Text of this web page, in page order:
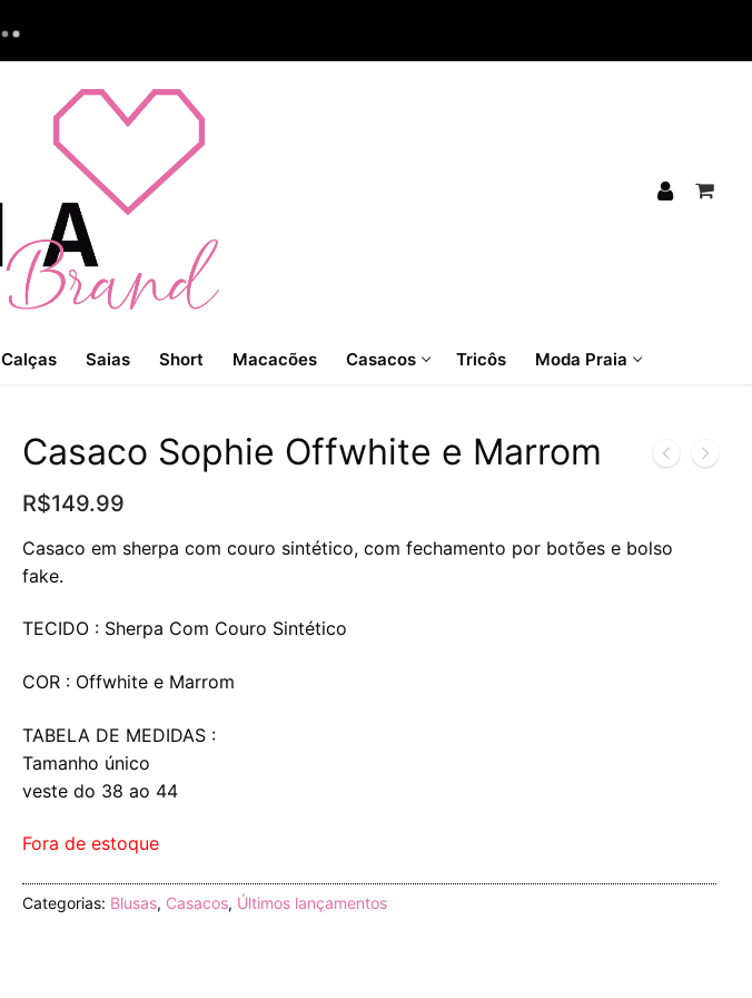
Calças Saias Short Macacões Casacos Tricôs Moda Praia
Casaco Sophie Offwhite e Marrom
R$149.99
Casaco em sherpa com couro sintético, com fechamento por botões e bolso
fake.
TECIDO : Sherpa Com Couro Sintético
COR : Offwhite e Marrom
TABELA DE MEDIDAS :
Tamanho único
veste do 38 ao 44
Fora de estoque
Categorias: Blusas, Casacos, Últimos lançamentos